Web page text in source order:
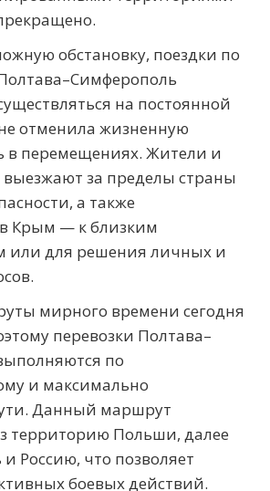
обстановку, поездки по
на постоянной
отменила жизненную
в перемещениях. Жители и
за пределы страны
а также
Крым — к близким
или для решения личных и
мирного времени сегодня
перевозки Полтава–
по
и максимально
Данный маршрут
территорию Польши, далее
и Россию, что позволяет
боевых действий.